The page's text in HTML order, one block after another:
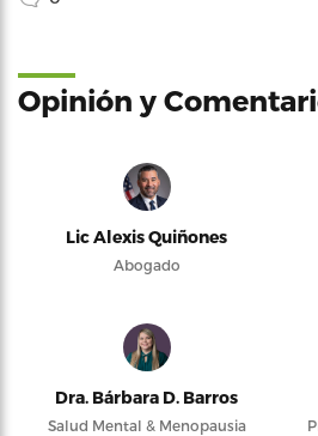
Opinión y
Lic Alexis Quiñones
Abogado
Dra. Bárbara D. Barros
Salud Mental & Menopausia